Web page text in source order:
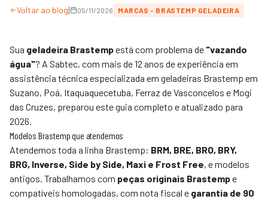
Voltar ao blog| 05/11/2026 MARCAS - BRASTEMP GELADEIRA
Sua geladeira Brastempestá com problema de "vazando
água"? A Sabtec, com mais de 12 anos de experiência em
assistência técnica especializada em geladeiras Brastemp em
Suzano, Poá, Itaquaquecetuba, Ferraz de Vasconcelos e Mogi
das Cruzes, preparou este guia completo e atualizado para
2026.
Modelos Brastemp que atendemos
Atendemos toda a linha Brastemp: BRM, BRE, BRO, BRY,
BRG, Inverse, Side by Side, Maxi e Frost Free, e modelos
antigos. Trabalhamos com peças originais Brastempe
compatíveis homologadas, com nota fiscal e garantia de 90